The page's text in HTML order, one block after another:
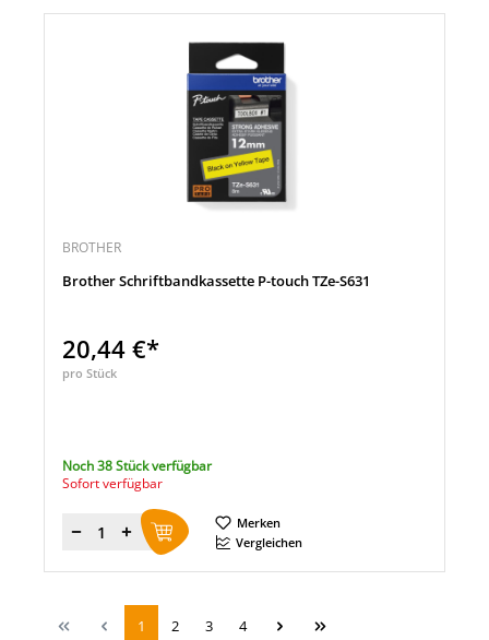
BROTHER
Brother Schriftbandkassette P-touch TZe-S631
20,44 €*
pro Stück
Noch 38 Stück verfügbar
Sofort verfügbar
Menge
Merken
Vergleichen
1 2 3 4